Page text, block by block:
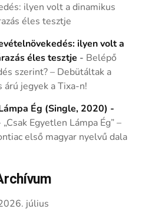
ilyen volt a dinamikus
éles tesztje
ilyen volt a
éles tesztje - Belépő
szerint? – Debütáltak a
árú jegyek a Tixa-n!
Ég (Single, 2020) -
„Csak Egyetlen Lámpa Ég” –
első magyar nyelvű dala
július